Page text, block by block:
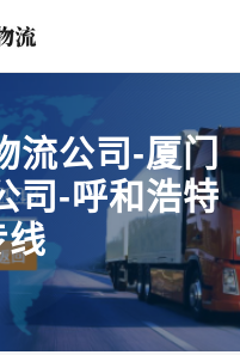
流公司-厦门
司-呼和浩特
线